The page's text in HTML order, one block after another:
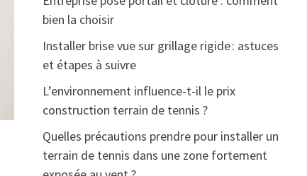
bien la choisir
Installer brise vue sur grillage rigide : astuces
et étapes à suivre
L’environnement influence-t-il le prix
construction terrain de tennis ?
Quelles précautions prendre pour installer un
terrain de tennis dans une zone fortement